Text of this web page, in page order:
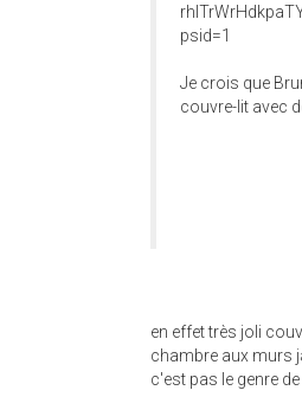
Je crois que
couvre-lit avec
en effet très joli
chambre aux murs
c'est pas le genre